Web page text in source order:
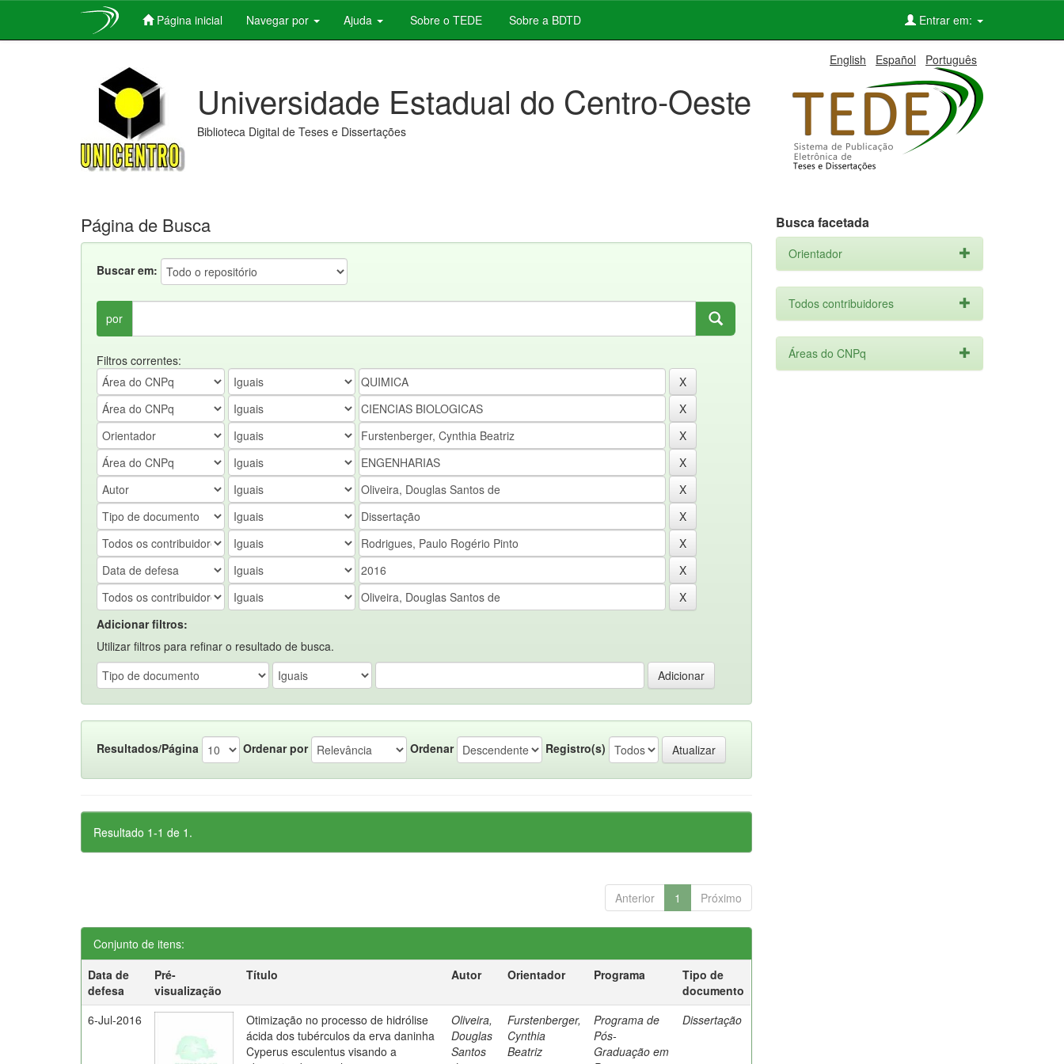
Página inicial Navegar por Ajuda Sobre o TEDE Sobre a BDTD Entrar em:
English Español Português
Universidade Estadual do Centro-Oeste
Biblioteca Digital de Teses e Dissertações
Página de Busca
Buscar em:
por
Filtros correntes:
Adicionar filtros:
Utilizar filtros para refinar o resultado de busca.
Resultados/Página Ordenar por Ordenar Registro(s)
Resultado 1-1 de 1.
Anterior 1 Próximo
Conjunto de itens:
Data de
defesa
Pré-
visualização
Título Autor Orientador Programa
Tipo de
documento
6-Jul-2016
Otimização no processo de hidrólise
ácida dos tubérculos da erva daninha
Cyperus esculentus visando a
Oliveira,
Douglas
Santos
Furstenberger,
Cynthia
Beatriz
Programa de
Pós-
Graduação em
Dissertação
Busca facetada
Orientador
Todos contribuidores
Áreas do CNPq